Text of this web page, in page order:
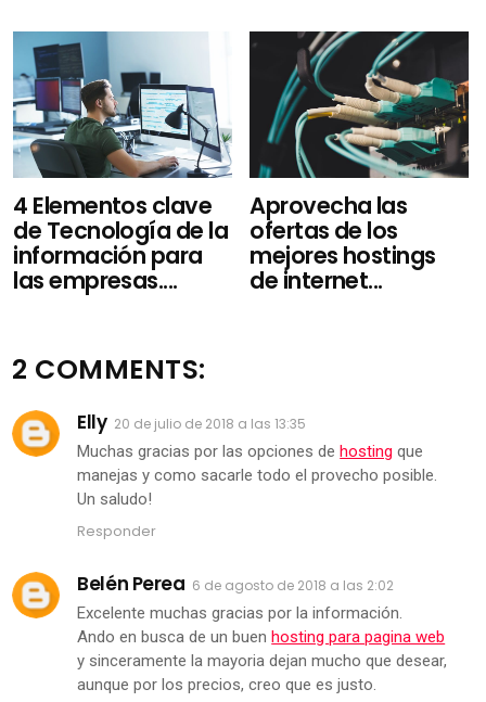
4 Elementos clave
de Tecnología de la
información para
las empresas....
Aprovecha las
ofertas de los
mejores hostings
de internet...
2 COMMENTS:
Elly 20 de julio de 2018 a las 13:35
Muchas gracias por las opciones dehosting que
manejas y como sacarle todo el provecho posible.
Un saludo!
Responder
Belén Perea 6 de agosto de 2018 a las 2:02
Excelente muchas gracias por la información.
Ando en busca de un buenhosting para pagina web
y sinceramente la mayoria dejan mucho que desear,
aunque por los precios, creo que es justo.